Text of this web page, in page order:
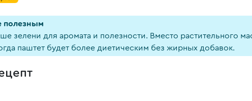
полезным
зелени для аромата и полезности. Вместо растительного
паштет будет более диетическим без жирных добавок.